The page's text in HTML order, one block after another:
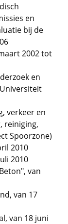
en
bij de
2002 tot
en
verkeer en
reiniging,
Spoorzone)
2010
2010
van
van 17
van 18 juni